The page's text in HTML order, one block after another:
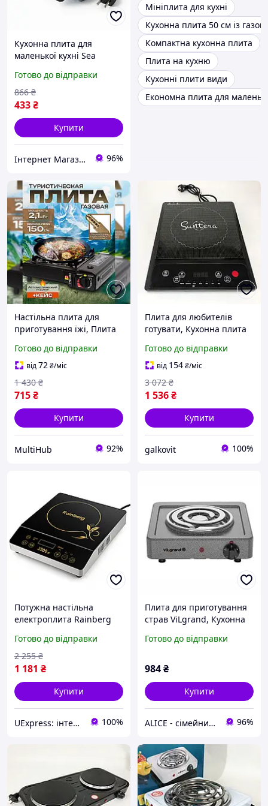
Кухонна плита для
маленької кухні Sea
Електричні електро
плити NL-67
Готово до відправки
433₴
866 ₴
Купити
Інтернет Магазин "Tano" 96%
Мініплита для кухні
Кухонна плита 50 см із
Компактна кухонна плита
Плита на кухню
Кухонні плити види
Економна плита для
Настільна плита для
приготування їжі, Плита
Кухонна плита для
маленької кухні, HPH
Готово до відправки
від72₴/міс
715₴
1 430 ₴
Купити
MultiHub 92%
Плита для любителів
готувати, Кухонна плита
Плитка індукційна KD-71
Готово до відправки
від 154₴/міс
1 536₴
3 072 ₴
Купити
galkovit 100%
Потужна настільна
електроплита Rainberg
плита настільна,
Індукційна плита міні
WU-14
Готово до відправки
1 181 ₴
2 255 ₴
Купити
UExpress: інтернет-магазин 100%
Плита для приготування
страв ViLgrand, Кухонна
кухні, Якісна настільна
Готово до відправки
984₴
Купити
ALICE - сімейний Інтернет-магазин, товари для всієї родини 96%